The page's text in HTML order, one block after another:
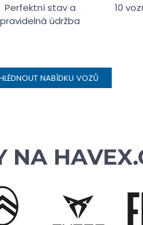
Perfektní stav a
pravidelná údržba
10
NABÍDKU VOZŮ
NA